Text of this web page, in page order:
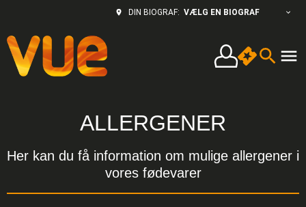
DIN BIOGRAF: VÆLG EN BIOGRAF
ALLERGENER
Her kan du få information om mulige allergener i
vores fødevarer